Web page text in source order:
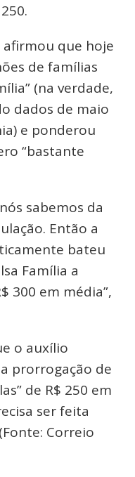
que hoje
de famílias
(na verdade,
dados de maio
e ponderou
“bastante
sabemos da
Então a
bateu
Família a
300 em média”,
o auxílio
prorrogação de
de R$ 250 em
ser feita
Correio